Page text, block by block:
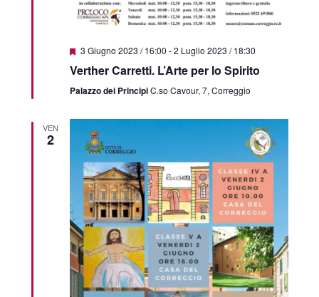
Featured
3 Giugno 2023 / 16:00 -2 Luglio 2023 / 18:30
Verther Carretti. L’Arte per lo Spirito
Palazzo dei PrincipiC.so Cavour, 7, Correggio
VEN
2